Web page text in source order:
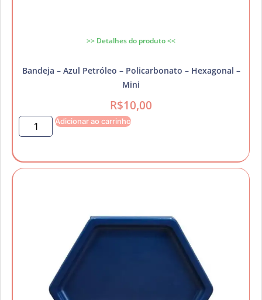
>> Detalhes do produto <<
Bandeja – Azul Petróleo – Policarbonato – Hexagonal –
Mini
R$10,00
Adicionar ao carrinho